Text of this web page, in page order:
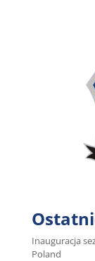
Inauguracja
Poland